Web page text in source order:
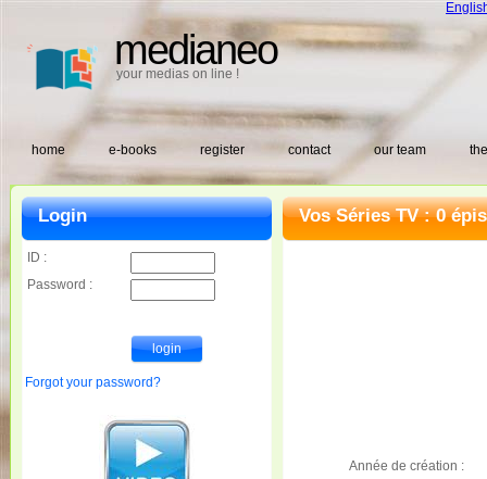
medianeo
your medias on line !
home e-books register contact our team
Vos Séries TV : 0
Année de création :
Login
ID :
Password :
Forgot your password?